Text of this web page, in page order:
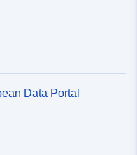
Data Portal